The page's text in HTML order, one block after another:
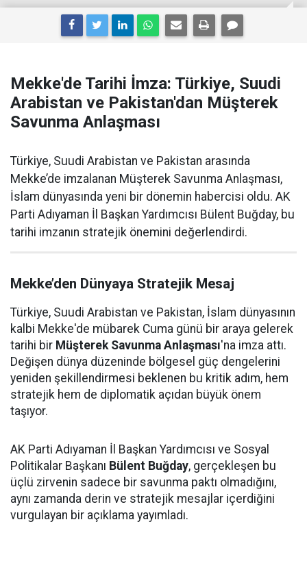
Mekke'de Tarihi İmza: Türkiye, Suudi
Arabistan ve Pakistan'dan Müşterek
Savunma Anlaşması
Türkiye, Suudi Arabistan ve Pakistan arasında
Mekke’de imzalanan Müşterek Savunma Anlaşması,
İslam dünyasında yeni bir dönemin habercisi oldu. AK
Parti Adıyaman İl Başkan Yardımcısı Bülent Buğday, bu
tarihi imzanın stratejik önemini değerlendirdi.
Mekke’den Dünyaya Stratejik Mesaj
Türkiye, Suudi Arabistan ve Pakistan, İslam dünyasının
kalbi Mekke'de mübarek Cuma günü bir araya gelerek
tarihi bir Müşterek Savunma Anlaşması'na imza attı.
Değişen dünya düzeninde bölgesel güç dengelerini
yeniden şekillendirmesi beklenen bu kritik adım, hem
stratejik hem de diplomatik açıdan büyük önem
taşıyor.
AK Parti Adıyaman İl Başkan Yardımcısı ve Sosyal
Politikalar Başkanı Bülent Buğday, gerçekleşen bu
üçlü zirvenin sadece bir savunma paktı olmadığını,
aynı zamanda derin ve stratejik mesajlar içerdiğini
vurgulayan bir açıklama yayımladı.